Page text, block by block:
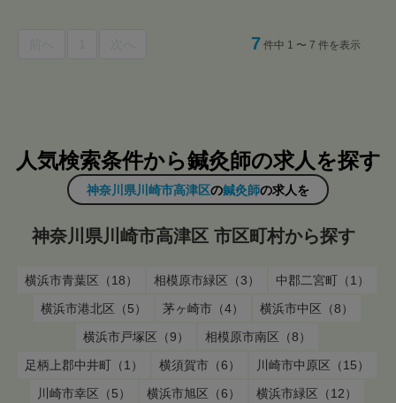
7 件中 1 〜 7 件を表示
人気検索条件から鍼灸師の求人を探す
神奈川県川崎市高津区の鍼灸師の求人を
神奈川県川崎市高津区 市区町村から探す
横浜市青葉区（18） 相模原市緑区（3）
中郡二宮町（1）
横浜市港北区（5）
茅ヶ崎市（4）
横浜市中区（8）
横浜市戸塚区（9）
相模原市南区（8）
足柄上郡中井町（1）
横須賀市（6）
川崎市中原区（15）
川崎市幸区（5）
横浜市旭区（6）
横浜市緑区（12）